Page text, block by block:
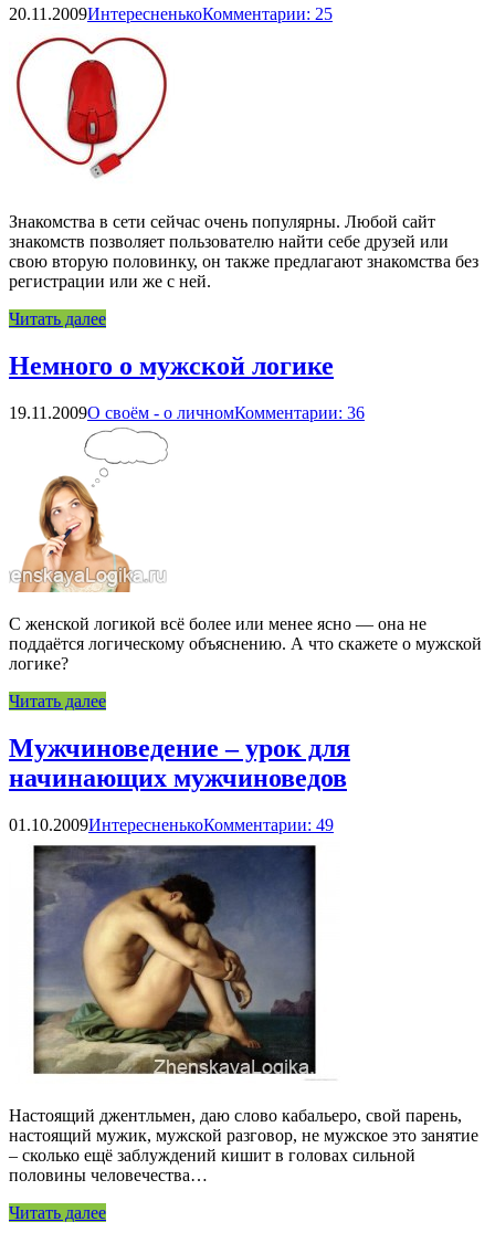
20.11.2009ИнтересненькоКомментарии: 25
Знакомства в сети сейчас очень популярны. Любой сайт
знакомств позволяет пользователю найти себе друзей или
свою вторую половинку, он также предлагают знакомства без
регистрации или же с ней.
Читать далее
Немного о мужской логике
19.11.2009О своём - о личномКомментарии: 36
С женской логикой всё более или менее ясно — она не
поддаётся логическому объяснению. А что скажете о мужской
логике?
Читать далее
Мужчиноведение – урок для
начинающих мужчиноведов
01.10.2009ИнтересненькоКомментарии: 49
Настоящий джентльмен, даю слово кабальеро, свой парень,
настоящий мужик, мужской разговор, не мужское это занятие
– сколько ещё заблуждений кишит в головах сильной
половины человечества…
Читать далее